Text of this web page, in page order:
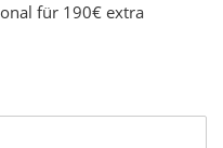
für 190€ extra